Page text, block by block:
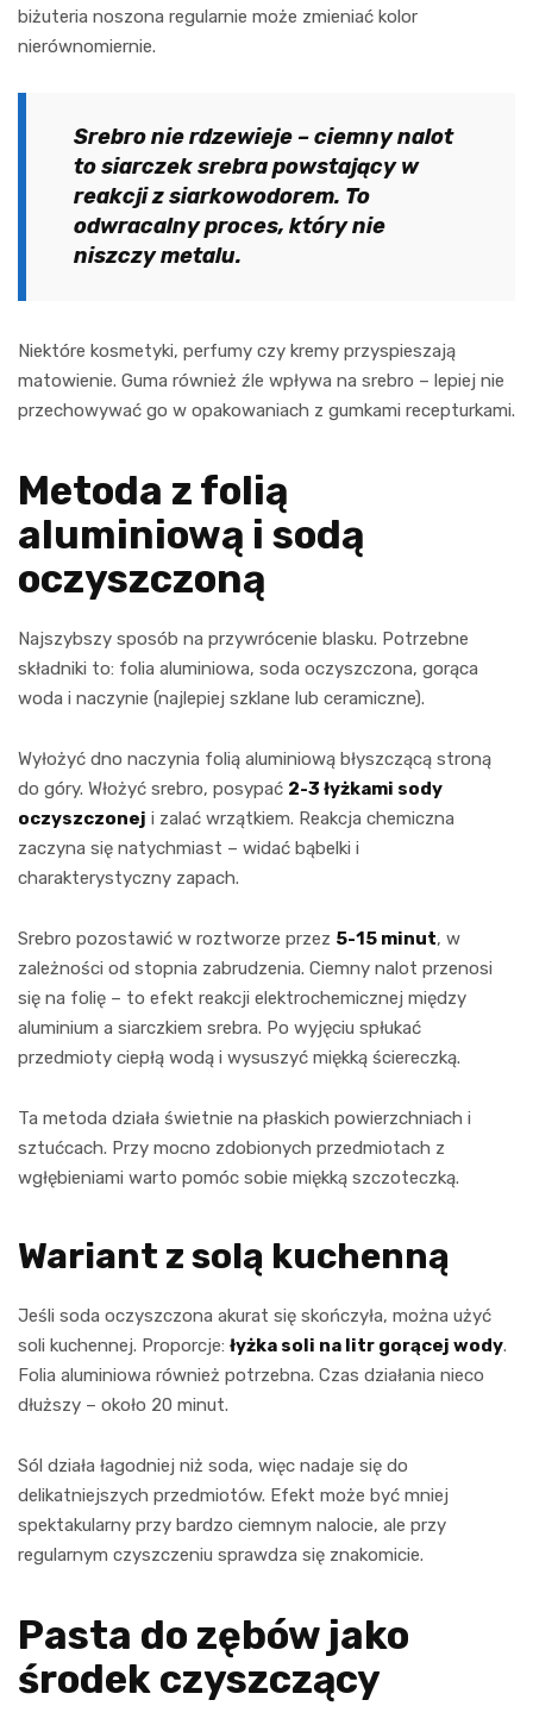
biżuteria noszona regularnie może zmieniać kolor
nierównomiernie.
Srebro nie rdzewieje – ciemny nalot
to siarczek srebra powstający w
reakcji z siarkowodorem. To
odwracalny proces, który nie
niszczy metalu.
Niektóre kosmetyki, perfumy czy kremy przyspieszają
matowienie. Guma również źle wpływa na srebro – lepiej nie
przechowywać go w opakowaniach z gumkami recepturkami.
Metoda z folią
aluminiową i sodą
oczyszczoną
Najszybszy sposób na przywrócenie blasku. Potrzebne
składniki to: folia aluminiowa, soda oczyszczona, gorąca
woda i naczynie (najlepiej szklane lub ceramiczne).
Wyłożyć dno naczynia folią aluminiową błyszczącą stroną
do góry. Włożyć srebro, posypać 2-3 łyżkami sody
oczyszczonej i zalać wrzątkiem. Reakcja chemiczna
zaczyna się natychmiast – widać bąbelki i
charakterystyczny zapach.
Srebro pozostawić w roztworze przez 5-15 minut, w
zależności od stopnia zabrudzenia. Ciemny nalot przenosi
się na folię – to efekt reakcji elektrochemicznej między
aluminium a siarczkiem srebra. Po wyjęciu spłukać
przedmioty ciepłą wodą i wysuszyć miękką ściereczką.
Ta metoda działa świetnie na płaskich powierzchniach i
sztućcach. Przy mocno zdobionych przedmiotach z
wgłębieniami warto pomóc sobie miękką szczoteczką.
Wariant z solą kuchenną
Jeśli soda oczyszczona akurat się skończyła, można użyć
soli kuchennej. Proporcje: łyżka soli na litr gorącej wody.
Folia aluminiowa również potrzebna. Czas działania nieco
dłuższy – około 20 minut.
Sól działa łagodniej niż soda, więc nadaje się do
delikatniejszych przedmiotów. Efekt może być mniej
spektakularny przy bardzo ciemnym nalocie, ale przy
regularnym czyszczeniu sprawdza się znakomicie.
Pasta do zębów jako
środek czyszczący